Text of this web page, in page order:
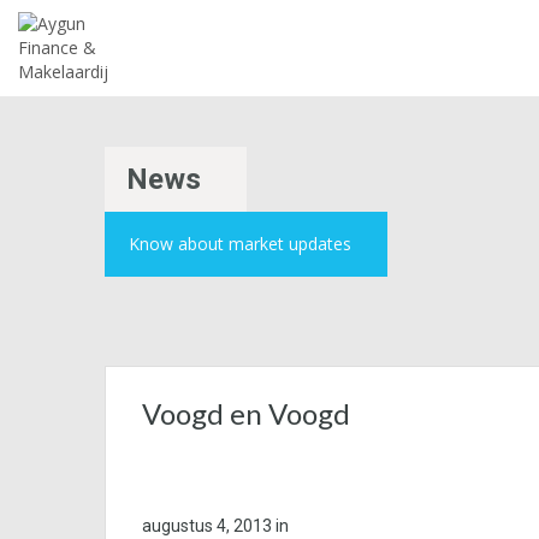
News
Know about market updates
Voogd en Voogd
augustus 4, 2013 in